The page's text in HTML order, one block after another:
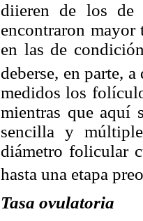
diieren de los
encontraron
en las de
deberse, en parte,
medidos los
mientras que aquí
sencilla y
diámetro folicular
hasta una etapa
Tasa ovulatoria